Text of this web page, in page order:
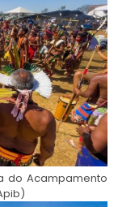
do Acampamento